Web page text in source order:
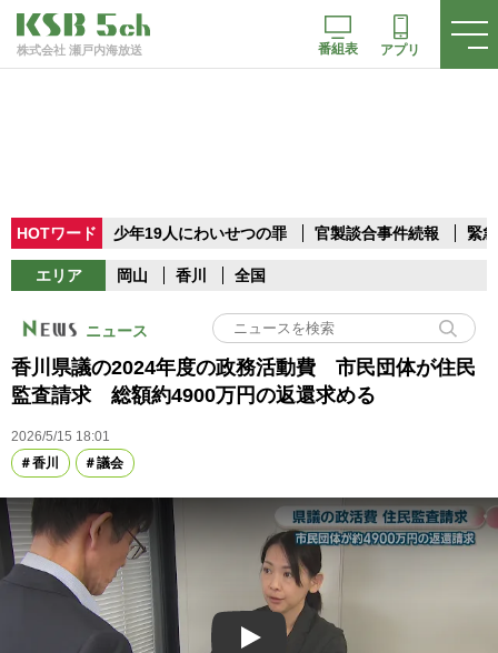
株式会社 瀬戸内海放送 番組表 アプリ
HOTワード 少年19人にわいせつの罪 官製談合事件続報 緊
エリア 岡山 香川 全国
ニュース
香川県議の2024年度の政務活動費 市民団体が住民
監査請求 総額約4900万円の返還求める
2026/5/15 18:01
香川
議会
Play